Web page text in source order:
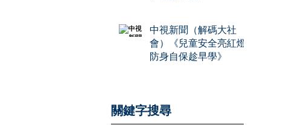
中視新聞（解碼大社
會）《兒童安全亮紅燈
防身自保趁早學》
關鍵字搜尋